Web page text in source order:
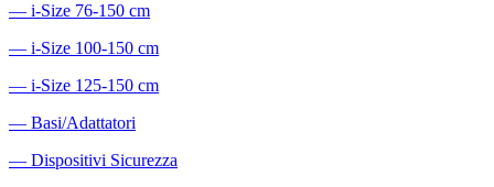
― i-Size 76-150 cm
― i-Size 100-150 cm
― i-Size 125-150 cm
― Basi/Adattatori
― Dispositivi Sicurezza